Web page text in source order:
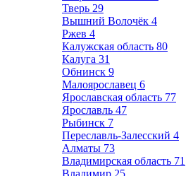
Тверь 29
Вышний Волочёк 4
Ржев 4
Калужская область 80
Калуга 31
Обнинск 9
Малоярославец 6
Ярославская область 77
Ярославль 47
Рыбинск 7
Переславль-Залесский 4
Алматы 73
Владимирская область 71
Владимир 25